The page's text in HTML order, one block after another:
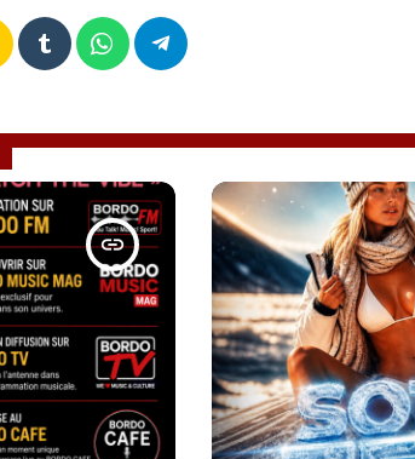
insert_link